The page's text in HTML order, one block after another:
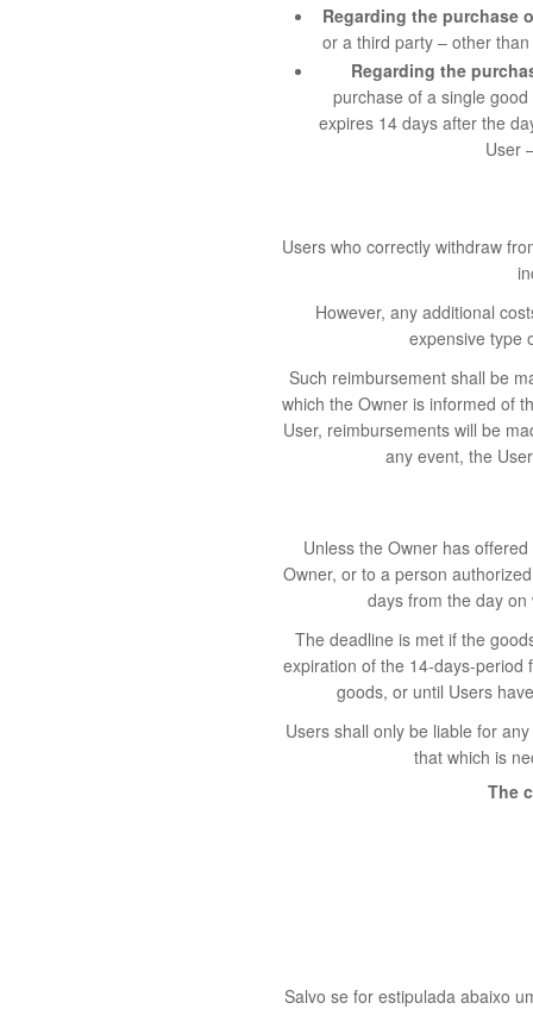
Regarding the purchase
or a third party – other
Regarding the
purchase of a single
expires 14 days after the
User
Users who correctly withdraw
However, any additional
expensive type
Such reimbursement shall be
which the Owner is informed of
User, reimbursements will be
any event, the
Unless the Owner has
Owner, or to a person
days from the day
The deadline is met if the
expiration of the 14-days-
goods, or until Users
Users shall only be liable for
that which is
The
Salvo se for estipulada abaixo